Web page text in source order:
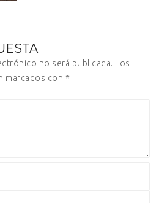
no será publicada. Los
marcados con *